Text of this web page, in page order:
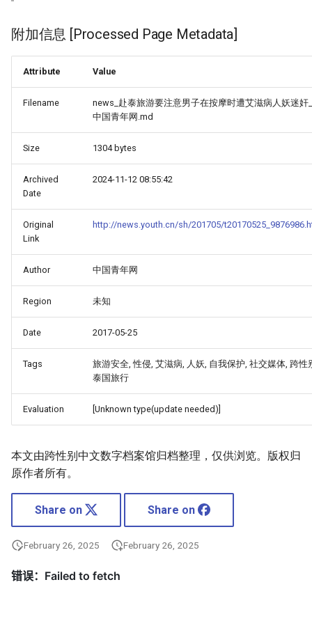
附加信息 [Processed Page Metadata]
Attribute Value
Filename
news_赴泰旅游要注意男子在按摩时遭艾滋病人妖迷奸
中国青年网.md
Size 1304 bytes
Archived
Date
2024-11-12 08:55:42
Original
Link
http://news.youth.cn/sh/201705/
Author 中国青年网
Region 未知
Date 2017-05-25
Tags
旅游安全, 性侵, 艾滋病, 人妖, 自我保护, 社交媒体, 跨性
泰国旅行
Evaluation [Unknown type(update needed)]
本文由跨性别中文数字档案馆归档整理，仅供浏览。版权归
原作者所有。
Share on Share on
February 26, 2025 February 26, 2025